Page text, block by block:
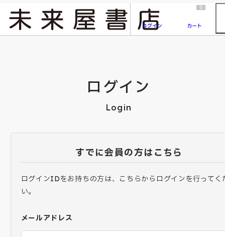
『ONE PIECE magazine 021 ONE PIECEカード付き同梱版』発売延期のご案内
ログイン
0
カート
ログイン
Login
すでに会員の方はこちら
ログインIDをお持ちの方は、こちらからログインを行ってく
い。
メールアドレス